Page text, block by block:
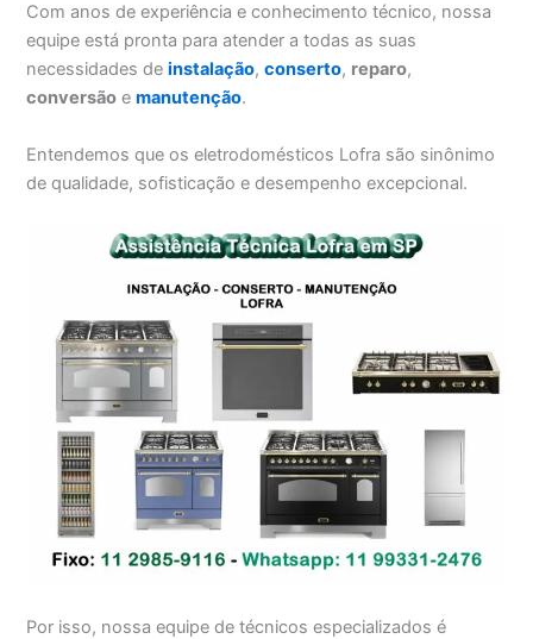
Com anos de experiência e conhecimento técnico, nossa
equipe está pronta para atender a todas as suas
necessidades deinstalação,conserto, reparo,
conversão emanutenção.
Entendemos que os eletrodomésticos Lofra são sinônimo
de qualidade, sofisticação e desempenho excepcional.
Por isso, nossa equipe de técnicos especializados é